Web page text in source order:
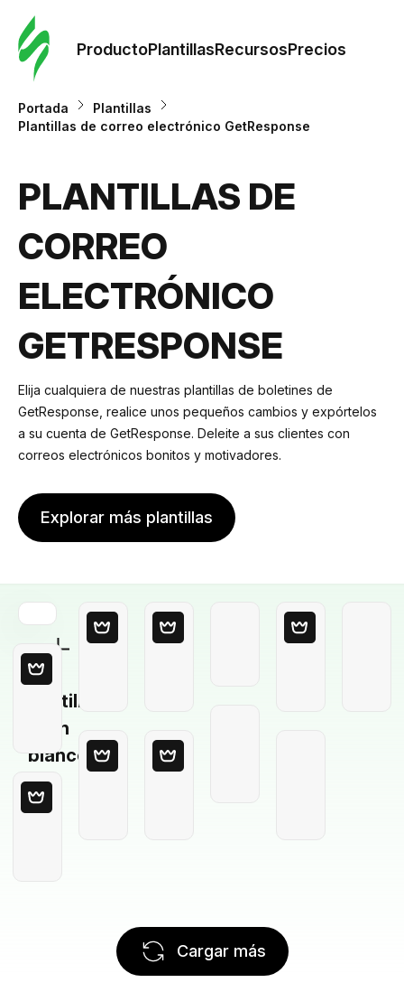
ProductoPlantillasRecursosPrecios
Portada
Plantillas
Plantillas de correo electrónico GetResponse
PLANTILLAS DE
CORREO
ELECTRÓNICO
GETRESPONSE
Elija cualquiera de nuestras plantillas de boletines de
GetResponse, realice unos pequeños cambios y expórtelos
a su cuenta de GetResponse. Deleite a sus clientes con
correos electrónicos bonitos y motivadores.
Explorar más plantillas
Plantilla
en
blanco
Cargar más